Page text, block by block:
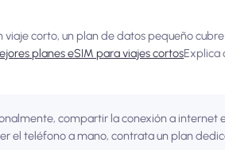
corto, un plan de datos pequeño
planes eSIM para viajes cortosExplica
compartir la conexión a internet
el teléfono a mano, contrata un plan